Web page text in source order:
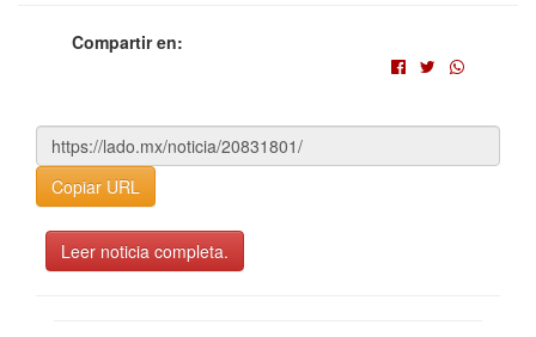
Compartir en:
Copiar URL
Leer noticia completa.